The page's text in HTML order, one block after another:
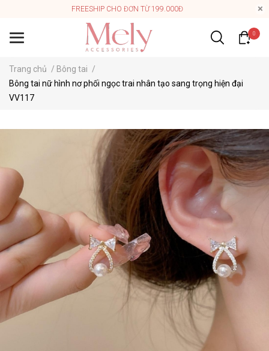
FREESHIP CHO ĐƠN TỪ 199.000Đ
0
Trang chủ / Bông tai /
Bông tai nữ hình nơ phối ngọc trai nhân tạo sang trọng hiện đại
VV117